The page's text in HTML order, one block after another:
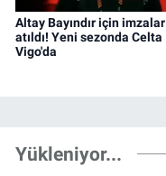
Altay Bayındır için imzalar
atıldı! Yeni sezonda Celta
Vigo'da
Yükleniyor...